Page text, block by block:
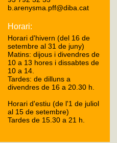
b.arenysma.pff@diba.cat
Horari:
Horari d'hivern (del 16 de
setembre al 31 de juny)
Matins: dijous i divendres de
10 a 13 hores i dissabtes de
10 a 14.
Tardes: de dilluns a
divendres de 16 a 20.30 h.
Horari d'estiu (de l'1 de juliol
al 15 de setembre)
Tardes de 15.30 a 21 h.